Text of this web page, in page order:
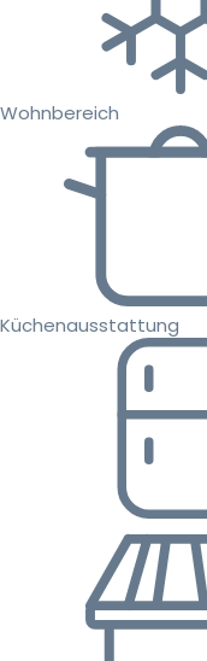
Wohnbereich
Küchenausstattung